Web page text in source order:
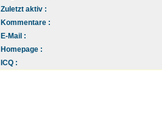
Zuletzt aktiv :
Kommentare :
E-Mail :
Homepage :
ICQ :